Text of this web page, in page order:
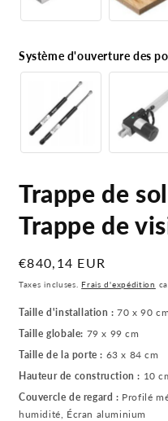
Système d'ouverture des
Trappe de
Trappe de
Prix
habituel
€840,14 EUR
Taxes incluses. Frais d'expédition
Taille d'installation : 70 x 90 cm
Taille globale: 79 x 99 cm
Taille de la porte : 63 x 84 cm
Hauteur de construction : 10
Couvercle de regard : Profilé
humidité, Écran aluminium